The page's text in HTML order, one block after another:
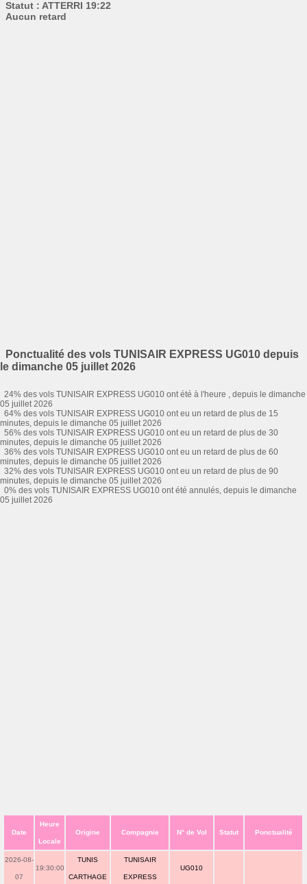
Statut : ATTERRI 19:22
Aucun retard
Ponctualité des vols TUNISAIR EXPRESS UG010 depuis
le dimanche 05 juillet 2026
24% des vols TUNISAIR EXPRESS UG010 ont été à l'heure , depuis le dimanche
05 juillet 2026
64% des vols TUNISAIR EXPRESS UG010 ont eu un retard de plus de 15
minutes, depuis le dimanche 05 juillet 2026
56% des vols TUNISAIR EXPRESS UG010 ont eu un retard de plus de 30
minutes, depuis le dimanche 05 juillet 2026
36% des vols TUNISAIR EXPRESS UG010 ont eu un retard de plus de 60
minutes, depuis le dimanche 05 juillet 2026
32% des vols TUNISAIR EXPRESS UG010 ont eu un retard de plus de 90
minutes, depuis le dimanche 05 juillet 2026
0% des vols TUNISAIR EXPRESS UG010 ont été annulés, depuis le dimanche
05 juillet 2026
Date
Heure
Locale
Origine Compagnie N° de Vol Statut Ponctualité
2026-08-
07
19:30:00
TUNIS
CARTHAGE
TUNISAIR
EXPRESS
UG010